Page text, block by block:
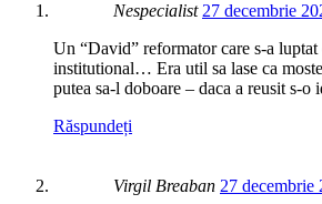
Nespecialist 27 decembrie
Un “David” reformator care s-a
institutional… Era util sa lase ca
putea sa-l doboare – daca a reusit s-o
Răspundeți
Virgil Breaban 27 decembrie